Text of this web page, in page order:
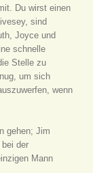
Du wirst einen
sind
Joyce und
schnelle
Stelle zu
um sich
wenn
gehen; Jim
der
Mann